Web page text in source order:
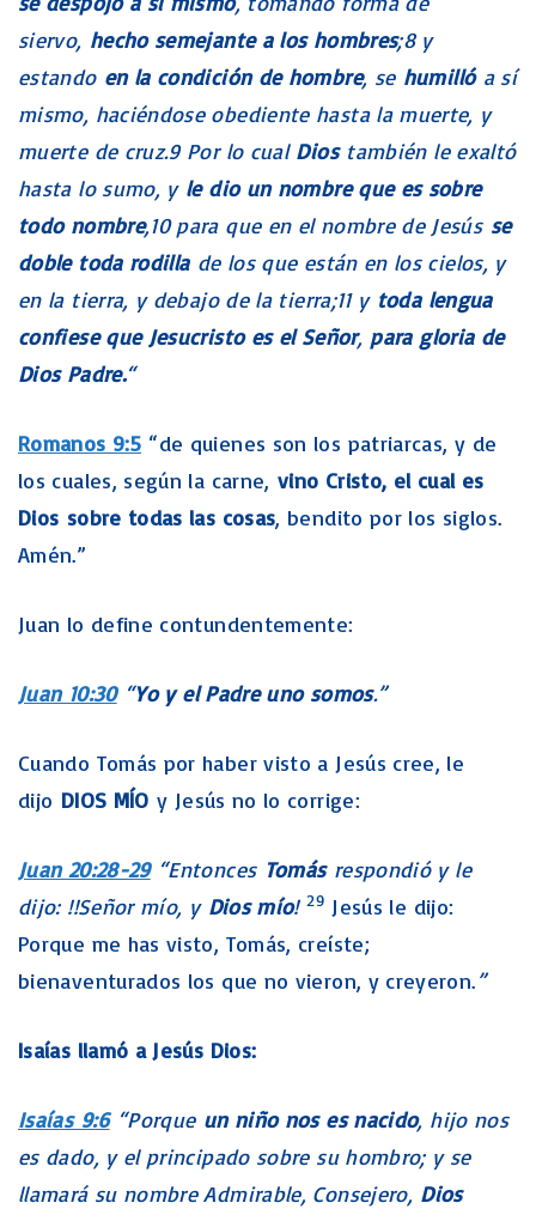
siervo, hecho semejante a los hombres;8 y
estando en la condición de hombre, se humillóa sí
mismo, haciéndose obediente hasta la muerte, y
muerte de cruz.9 Por lo cual Diostambién le exaltó
hasta lo sumo, y le dio un nombre que es sobre
todo nombre,10 para que en el nombre de Jesús se
doble toda rodillade los que están en los cielos, y
en la tierra, y debajo de la tierra;11 y toda lengua
confiese que Jesucristo es el Señor, para gloria de
Dios Padre.“
Romanos 9:5“de quienes son los patriarcas, y de
los cuales, según la carne,vino Cristo, el cual es
Dios sobre todas las cosas, bendito por los siglos.
Amén.”
Juan lo define contundentemente:
Juan 10:30“Yo y el Padre uno somos.”
Cuando Tomás por haber visto a Jesús cree, le
dijo DIOS MÍO y Jesús no lo corrige:
Juan 20:28-29“Entonces Tomásrespondió y le
dijo: !!Señor mío, y Dios mío!29 Jesús le dijo:
Porque me has visto, Tomás, creíste;
bienaventurados los que no vieron, y creyeron.”
Isaías llamó a Jesús Dios:
Isaías 9:6“Porque un niño nos es nacido, hijo nos
es dado, y el principado sobre su hombro; y se
llamará su nombre Admirable, Consejero, Dios